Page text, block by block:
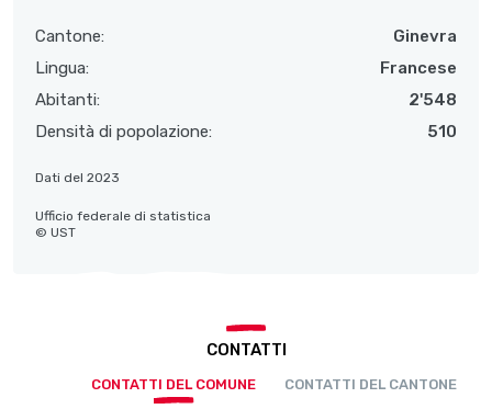
Cantone:
Ginevra
Lingua:
Francese
Abitanti:
2'548
Densità di popolazione:
510
Dati del 2023
Ufficio federale di statistica
© UST
CONTATTI
CONTATTI DEL COMUNE CONTATTI DEL CANTONE